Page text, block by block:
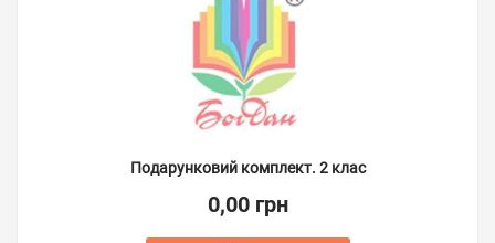
Подарунковий комплект. 2 клас
0,00 грн